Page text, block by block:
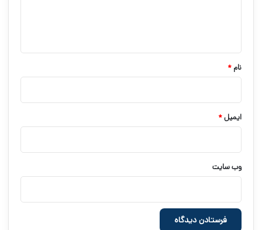
نام *
ایمیل*
وب‌ سایت